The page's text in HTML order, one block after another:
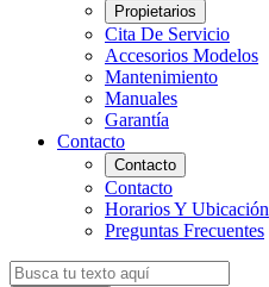
Propietarios
Cita De Servicio
Accesorios Modelos
Mantenimiento
Manuales
Garantía
Contacto
Contacto
Contacto
Horarios Y Ubicación
Preguntas Frecuentes